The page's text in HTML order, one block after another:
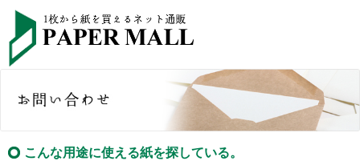
こんな用途に使える紙を探している。